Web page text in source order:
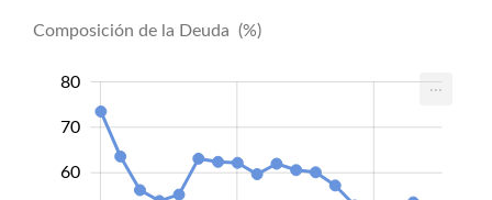
Composición de la Deuda (%)
60
70
80 ...